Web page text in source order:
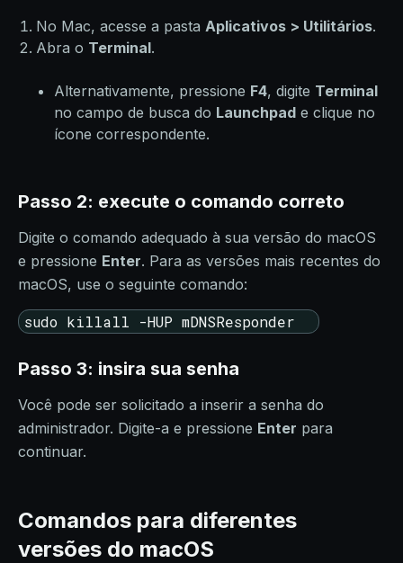
No Mac, acesse a pasta Aplicativos > Utilitários.
Abra o Terminal.
Alternativamente, pressione F4, digite Terminal
no campo de busca do Launchpad e clique no
ícone correspondente.
Passo 2: execute o comando correto
Digite o comando adequado à sua versão do macOS
e pressione Enter. Para as versões mais recentes do
macOS, use o seguinte comando:
sudo killall -HUP mDNSResponder
Passo 3: insira sua senha
Você pode ser solicitado a inserir a senha do
administrador. Digite-a e pressione Enter para
continuar.
Comandos para diferentes
versões do macOS